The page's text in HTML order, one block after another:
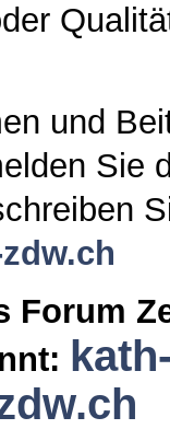
und
Sie
Forum